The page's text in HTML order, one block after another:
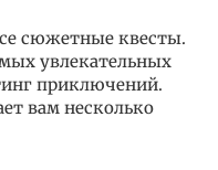
сюжетные квесты.
увлекательных
приключений.
вам несколько